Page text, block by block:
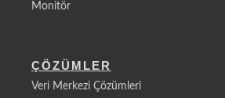
Monitör
ÇÖZÜMLER
Veri Merkezi Çözümleri